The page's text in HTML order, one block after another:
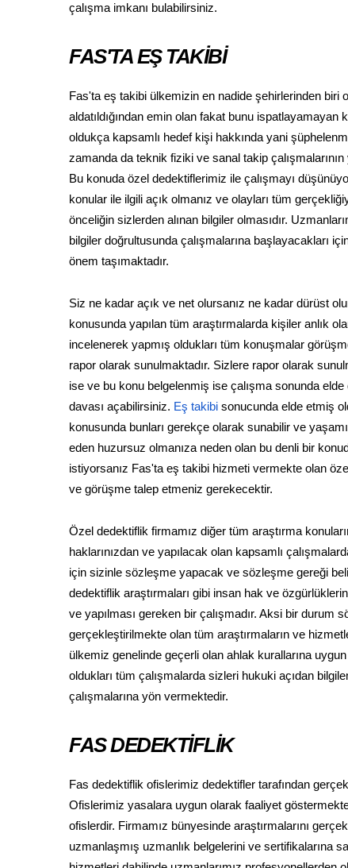
çalışma imkanı bulabilirsiniz.
FAS'TA EŞ TAKİBİ
Fas'ta eş takibi ülkemizin en nadide şehirlerinden biri
aldatıldığından emin olan fakat bunu
oldukça kapsamlı hedef kişi hakkında yani
zamanda da teknik fiziki ve sanal takip
Bu konuda özel dedektiflerimiz ile çalışmayı
konular ile ilgili açık olmanız ve olayları tüm
önceliğin sizlerden alınan bilgiler olmasıdır.
bilgiler doğrultusunda çalışmalarına başlayacakları
önem taşımaktadır.
Siz ne kadar açık ve net olursanız ne kadar dürüst
konusunda yapılan tüm araştırmalarda kişiler anlık
incelenerek yapmış oldukları tüm konuşmalar
rapor olarak sunulmaktadır. Sizlere rapor olarak
ise ve bu konu belgelenmiş ise çalışma sonunda
davası açabilirsiniz. Eş takibi sonucunda elde etmiş
konusunda bunları gerekçe olarak sunabilir ve
eden huzursuz olmanıza neden olan bu denli bir
istiyorsanız Fas'ta eş takibi hizmeti vermekte olan
ve görüşme talep etmeniz gerekecektir.
Özel dedektiflik firmamız diğer tüm araştırma
haklarınızdan ve yapılacak olan kapsamlı
için sizinle sözleşme yapacak ve sözleşme gereği
dedektiflik araştırmaları gibi insan hak ve
ve yapılması gereken bir çalışmadır. Aksi bir durum
gerçekleştirilmekte olan tüm araştırmaların ve
ülkemiz genelinde geçerli olan ahlak kurallarına
oldukları tüm çalışmalarda sizleri hukuki açıdan
çalışmalarına yön vermektedir.
FAS DEDEKTİFLİK
Fas dedektiflik ofislerimiz dedektifler tarafından
Ofislerimiz yasalara uygun olarak faaliyet
ofislerdir. Firmamız bünyesinde araştırmalarını
uzmanlaşmış uzmanlık belgelerini ve sertifikalarına